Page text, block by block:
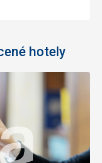
hotely